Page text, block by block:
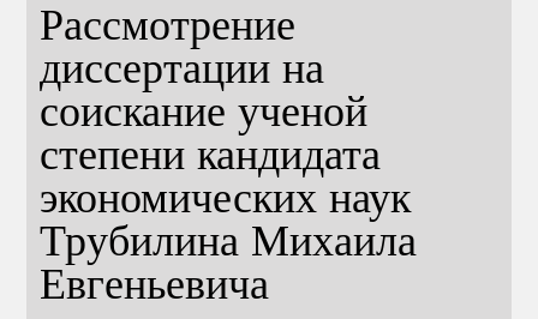
Рассмотрение
диссертации на
соискание ученой
степени кандидата
экономических наук
Трубилина Михаила
Евгеньевича